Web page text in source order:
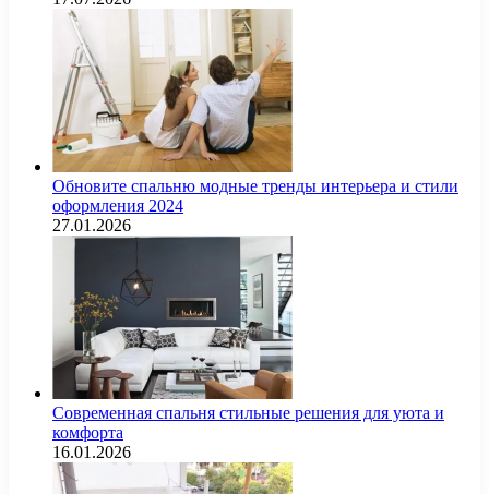
Обновите спальню модные тренды интерьера и стили
оформления 2024
27.01.2026
Современная спальня стильные решения для уюта и
комфорта
16.01.2026